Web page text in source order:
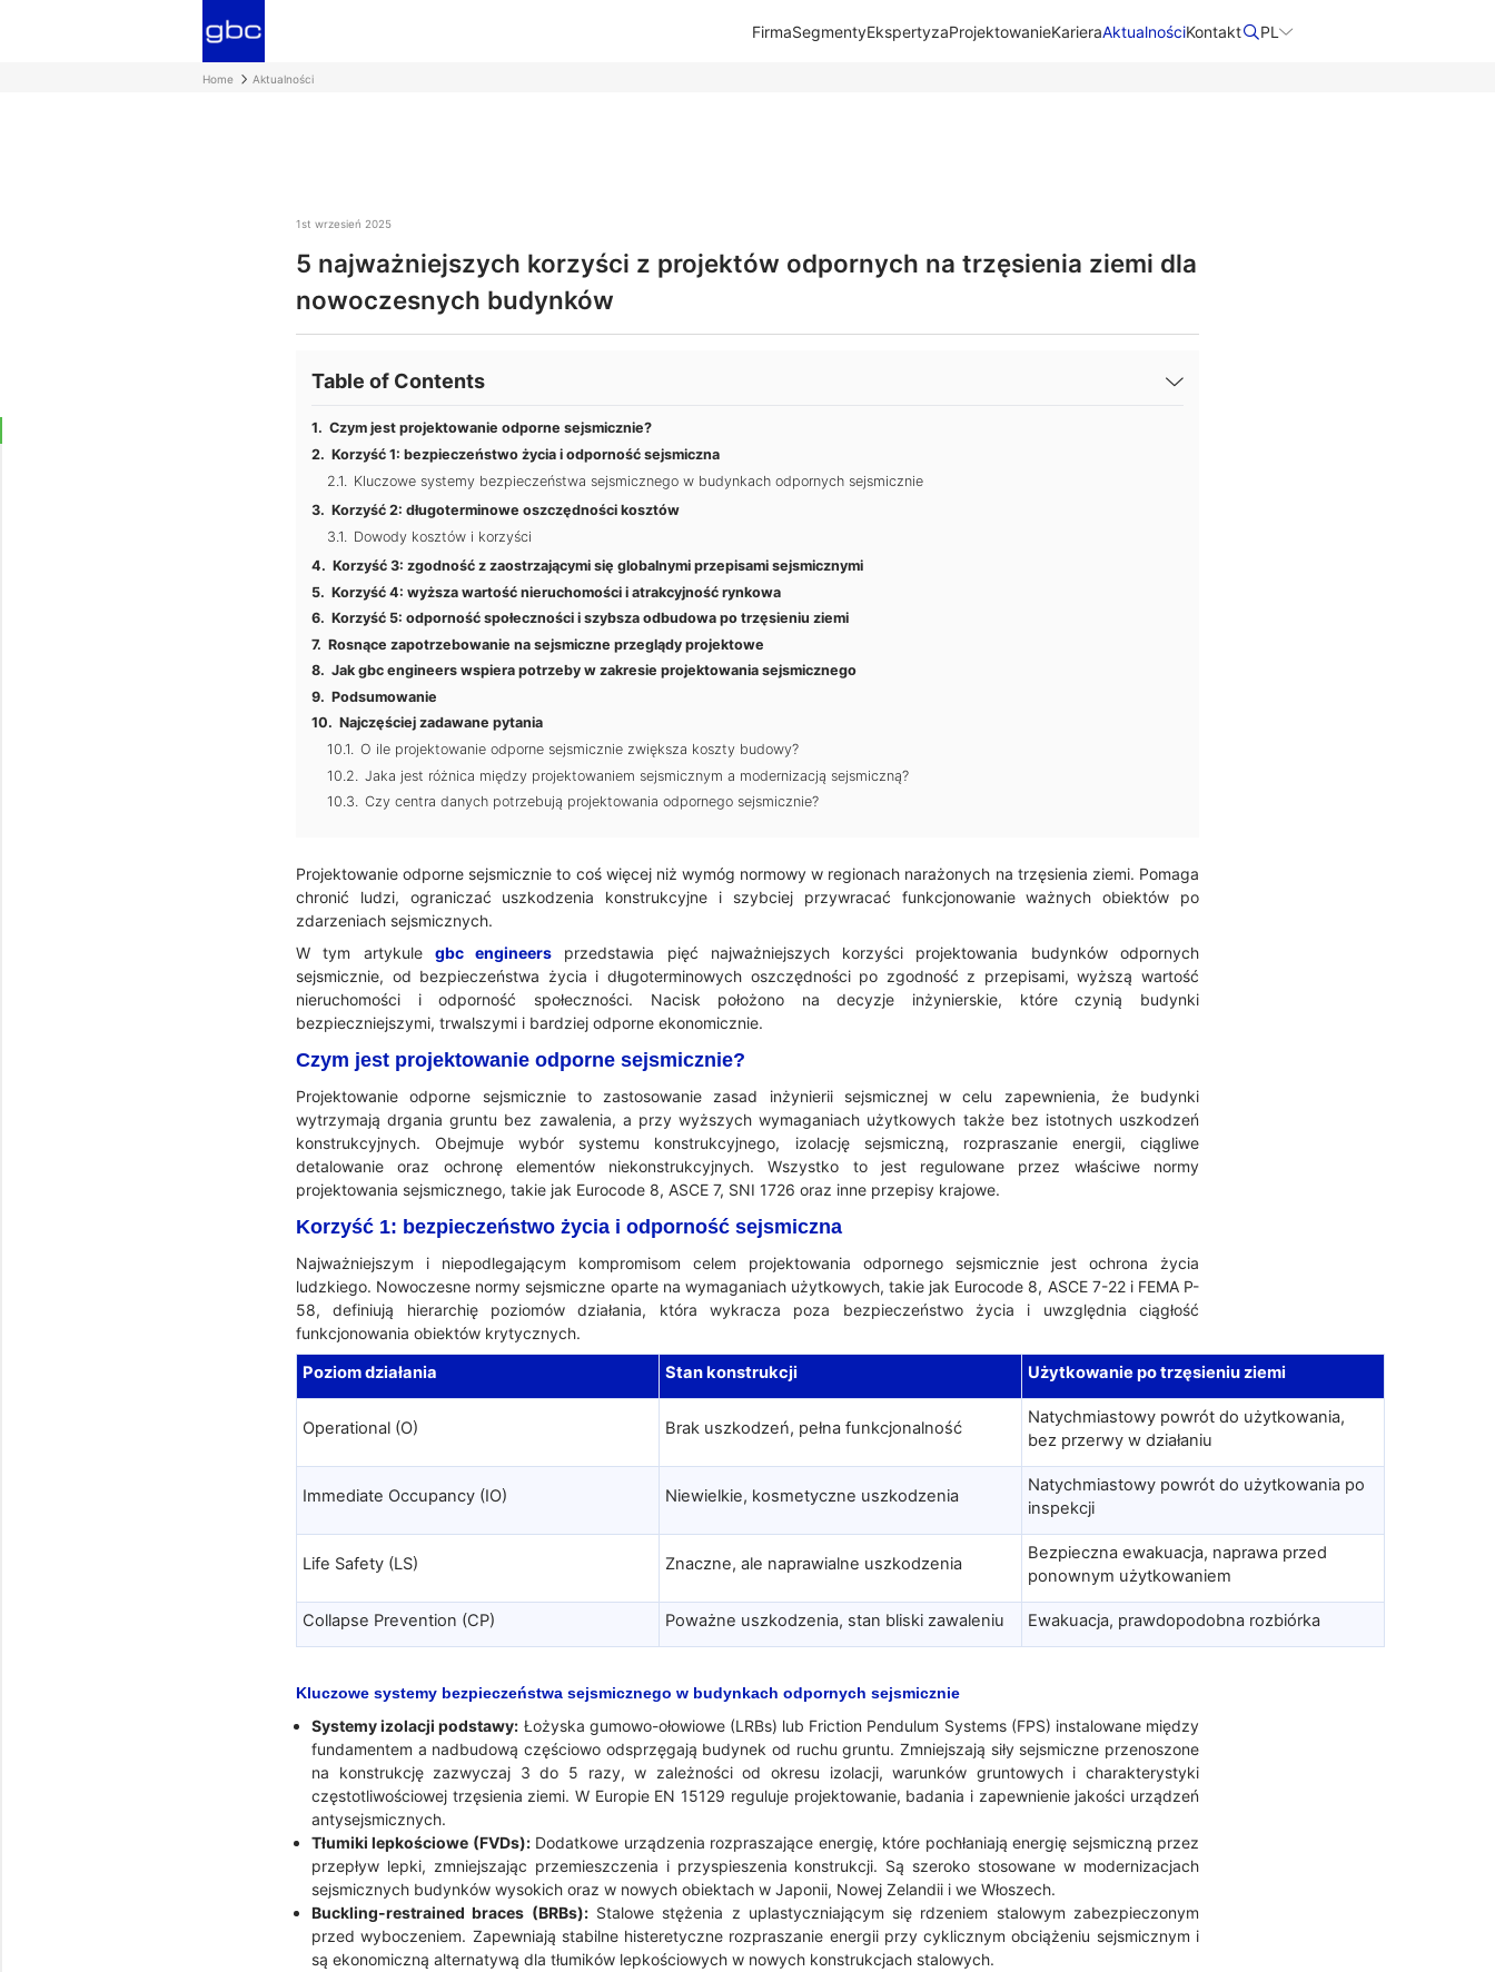
FirmaSegmentyEkspertyzaProjektowanieKarieraAktualnościKontakt​ PL
Home Aktualności
1st wrzesień 2025
5 najważniejszych korzyści z projektów odpornych na trzęsienia ziemi dla
nowoczesnych budynków
Table of Contents
Czym jest projektowanie odporne sejsmicznie?
Korzyść 1: bezpieczeństwo życia i odporność sejsmiczna
Kluczowe systemy bezpieczeństwa sejsmicznego w budynkach odpornych sejsmicznie
Korzyść 2: długoterminowe oszczędności kosztów
Dowody kosztów i korzyści
Korzyść 3: zgodność z zaostrzającymi się globalnymi przepisami sejsmicznymi
Korzyść 4: wyższa wartość nieruchomości i atrakcyjność rynkowa
Korzyść 5: odporność społeczności i szybsza odbudowa po trzęsieniu ziemi
Rosnące zapotrzebowanie na sejsmiczne przeglądy projektowe
Jak gbc engineers wspiera potrzeby w zakresie projektowania sejsmicznego
Podsumowanie
Najczęściej zadawane pytania
O ile projektowanie odporne sejsmicznie zwiększa koszty budowy?
Jaka jest różnica między projektowaniem sejsmicznym a modernizacją sejsmiczną?
Czy centra danych potrzebują projektowania odpornego sejsmicznie?
Projektowanie odporne sejsmicznie to coś więcej niż wymóg normowy w regionach narażonych na trzęsienia ziemi. Pomaga
chronić ludzi, ograniczać uszkodzenia konstrukcyjne i szybciej przywracać funkcjonowanie ważnych obiektów po
zdarzeniach sejsmicznych.
W tym artykule gbc engineers przedstawia pięć najważniejszych korzyści projektowania budynków odpornych
sejsmicznie, od bezpieczeństwa życia i długoterminowych oszczędności po zgodność z przepisami, wyższą wartość
nieruchomości i odporność społeczności. Nacisk położono na decyzje inżynierskie, które czynią budynki
bezpieczniejszymi, trwalszymi i bardziej odporne ekonomicznie.
Czym jest projektowanie odporne sejsmicznie?
Projektowanie odporne sejsmicznie to zastosowanie zasad inżynierii sejsmicznej w celu zapewnienia, że budynki
wytrzymają drgania gruntu bez zawalenia, a przy wyższych wymaganiach użytkowych także bez istotnych uszkodzeń
konstrukcyjnych. Obejmuje wybór systemu konstrukcyjnego, izolację sejsmiczną, rozpraszanie energii, ciągliwe
detalowanie oraz ochronę elementów niekonstrukcyjnych. Wszystko to jest regulowane przez właściwe normy
projektowania sejsmicznego, takie jak Eurocode 8, ASCE 7, SNI 1726 oraz inne przepisy krajowe.
Korzyść 1: bezpieczeństwo życia i odporność sejsmiczna
Najważniejszym i niepodlegającym kompromisom celem projektowania odpornego sejsmicznie jest ochrona życia
ludzkiego. Nowoczesne normy sejsmiczne oparte na wymaganiach użytkowych, takie jak Eurocode 8, ASCE 7-22 i FEMA P-
58, definiują hierarchię poziomów działania, która wykracza poza bezpieczeństwo życia i uwzględnia ciągłość
funkcjonowania obiektów krytycznych.
Poziom działania Stan konstrukcji Użytkowanie po trzęsieniu ziemi
Operational (O) Brak uszkodzeń, pełna funkcjonalność
Natychmiastowy powrót do użytkowania,
bez przerwy w działaniu
Immediate Occupancy (IO) Niewielkie, kosmetyczne uszkodzenia
Natychmiastowy powrót do użytkowania po
inspekcji
Life Safety (LS) Znaczne, ale naprawialne uszkodzenia
Bezpieczna ewakuacja, naprawa przed
ponownym użytkowaniem
Collapse Prevention (CP) Poważne uszkodzenia, stan bliski zawaleniu Ewakuacja, prawdopodobna rozbiórka
Kluczowe systemy bezpieczeństwa sejsmicznego w budynkach odpornych sejsmicznie
Systemy izolacji podstawy: Łożyska gumowo-ołowiowe (LRBs) lub Friction Pendulum Systems (FPS) instalowane między
fundamentem a nadbudową częściowo odsprzęgają budynek od ruchu gruntu. Zmniejszają siły sejsmiczne przenoszone
na konstrukcję zazwyczaj 3 do 5 razy, w zależności od okresu izolacji, warunków gruntowych i charakterystyki
częstotliwościowej trzęsienia ziemi. W Europie EN 15129 reguluje projektowanie, badania i zapewnienie jakości urządzeń
antysejsmicznych.
Tłumiki lepkościowe (FVDs):Dodatkowe urządzenia rozpraszające energię, które pochłaniają energię sejsmiczną przez
przepływ lepki, zmniejszając przemieszczenia i przyspieszenia konstrukcji. Są szeroko stosowane w modernizacjach
sejsmicznych budynków wysokich oraz w nowych obiektach w Japonii, Nowej Zelandii i we Włoszech.
Buckling-restrained braces (BRBs):Stalowe stężenia z uplastyczniającym się rdzeniem stalowym zabezpieczonym
przed wyboczeniem. Zapewniają stabilne histeretyczne rozpraszanie energii przy cyklicznym obciążeniu sejsmicznym i
są ekonomiczną alternatywą dla tłumików lepkościowych w nowych konstrukcjach stalowych.